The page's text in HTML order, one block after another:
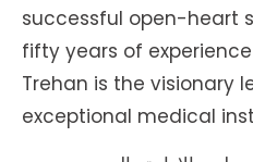
successful open-heart
fifty years of
Trehan is the visionary
exceptional medical